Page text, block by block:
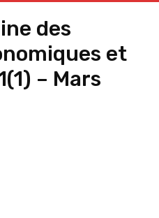
des
et
– Mars